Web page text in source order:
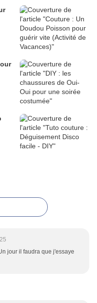
jour il faudra que j'essaye